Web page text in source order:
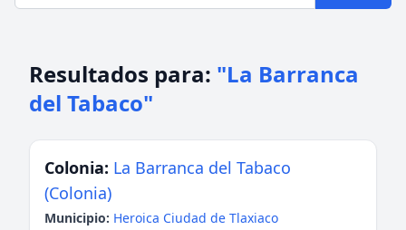
Resultados para: "La Barranca
del Tabaco"
Colonia: La Barranca del Tabaco
(Colonia)
Municipio: Heroica Ciudad de Tlaxiaco